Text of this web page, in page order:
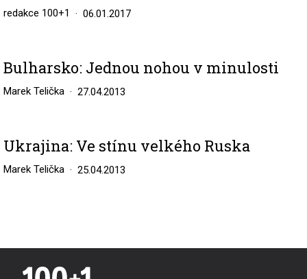
redakce 100+1 06.01.2017
Bulharsko: Jednou nohou v minulosti
Marek Telička 27.04.2013
Ukrajina: Ve stínu velkého Ruska
Marek Telička 25.04.2013